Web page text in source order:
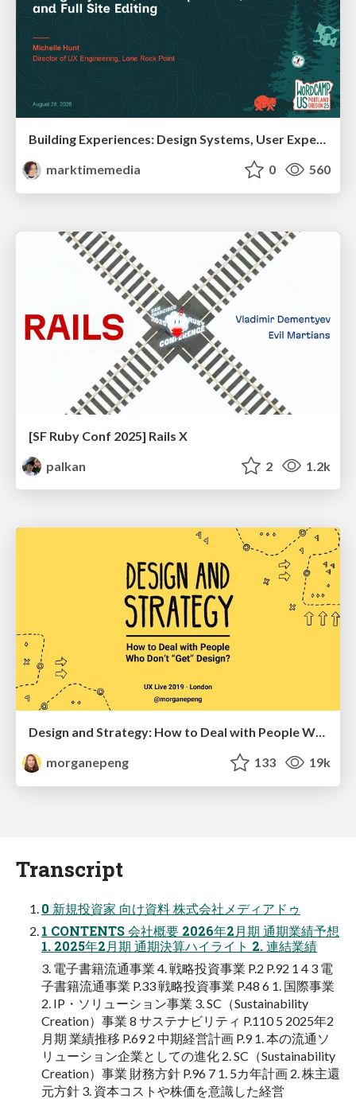
Building Experiences: Design Systems, User Experience, and Full Site Editing
marktimemedia
0 560
[SF Ruby Conf 2025] Rails X
palkan
2 1.2k
Design and Strategy: How to Deal with People Who Don’t "Get" Design
morganepeng
133 19k
Transcript
0 新規投資家 向け資料 株式会社メディアドゥ
1 CONTENTS 会社概要 2026年2月期 通期業績予想
1. 2025年2月期 通期決算ハイライト 2. 連結業績
3. 電子書籍流通事業 4. 戦略投資事業 P.2 P.92 1 4 3 電
子書籍流通事業 P.33 戦略投資事業 P.48 6 1. 国際事業
2. IP・ソリューション事業 3. SC（Sustainability
Creation）事業 8 サステナビリティ P.110 5 2025年2
月期 業績推移 P.69 2 中期経営計画 P.9 1. 本の流通ソ
リューション企業としての進化 2. SC（Sustainability
Creation）事業 財務方針 P.96 7 1. 5カ年計画 2. 株主還
元方針 3. 資本コストや株価を意識した経営